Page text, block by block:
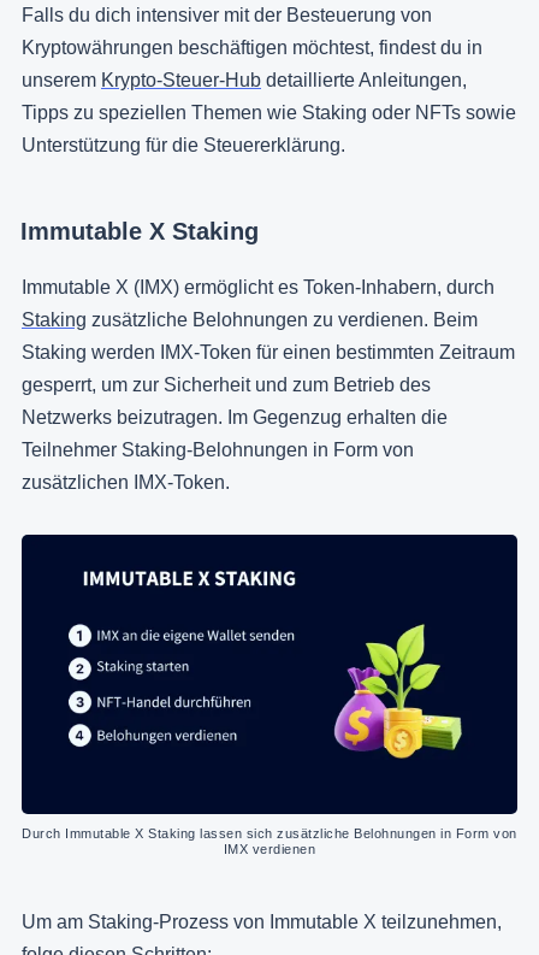
Falls du dich intensiver mit der Besteuerung von
Kryptowährungen beschäftigen möchtest, findest du in
unserem Krypto-Steuer-Hub detaillierte Anleitungen,
Tipps zu speziellen Themen wie Staking oder NFTs sowie
Unterstützung für die Steuererklärung.
Immutable X Staking
Immutable X (IMX) ermöglicht es Token-Inhabern, durch
Staking zusätzliche Belohnungen zu verdienen. Beim
Staking werden IMX-Token für einen bestimmten Zeitraum
gesperrt, um zur Sicherheit und zum Betrieb des
Netzwerks beizutragen. Im Gegenzug erhalten die
Teilnehmer Staking-Belohnungen in Form von
zusätzlichen IMX-Token.
Durch Immutable X Staking lassen sich zusätzliche Belohnungen in Form von
IMX verdienen
Um am Staking-Prozess von Immutable X teilzunehmen,